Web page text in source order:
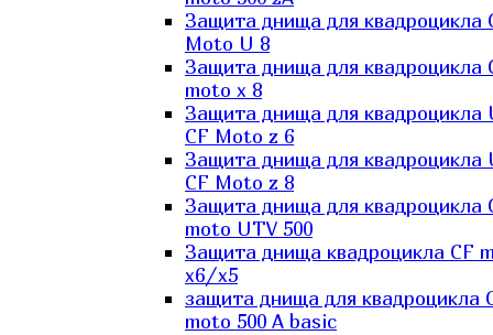
Защита днища для квадроцикла
Moto U 8
Защита днища для квадроцикла
moto x 8
Защита днища для квадроцикла
CF Moto z 6
Защита днища для квадроцикла
CF Moto z 8
Защита днища для квадроцикла
moto UTV 500
Защита днища квадроцикла СF
x6/x5
защита днища для квадроцикла
moto 500 A basic